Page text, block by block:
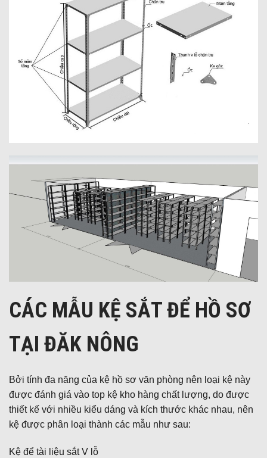
CÁC MẪU KỆ SẮT ĐỂ HỒ SƠ
TẠI ĐĂK NÔNG
Bởi tính đa năng của kệ hồ sơ văn phòng nên loại kệ này
được đánh giá vào top kệ kho hàng chất lượng, do được
thiết kế với nhiều kiểu dáng và kích thước khác nhau, nên
kệ được phân loại thành các mẫu như sau:
Kệ để tài liệu sắt V lỗ